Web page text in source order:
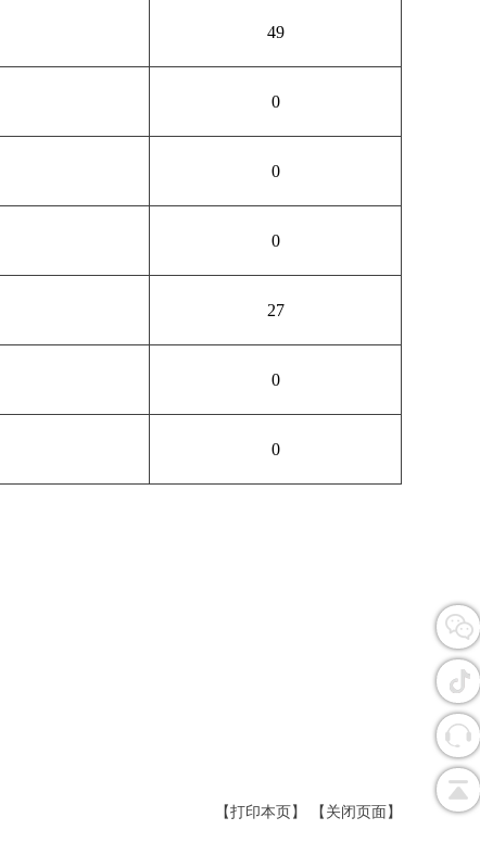
49
0
0
0
27
0
0
【打印本页】 【关闭页面】